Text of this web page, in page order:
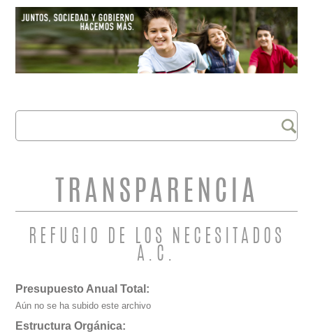
FORMULARIO DE
BÚSQUEDA
Buscar
TRANSPARENCIA
REFUGIO DE LOS NECESITADOS
A.C.
Presupuesto Anual Total:
Aún no se ha subido este archivo
Estructura Orgánica: